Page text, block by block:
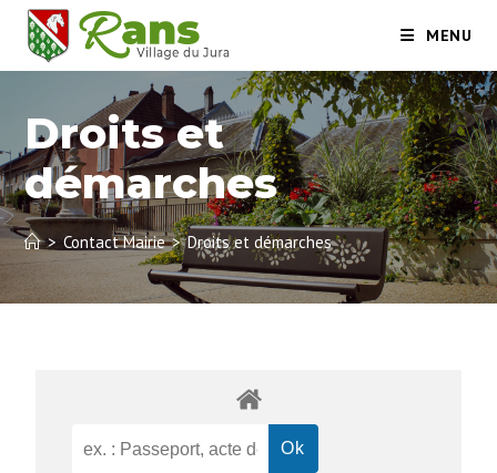
MENU
Droits et
démarches
> Contact Mairie > Droits et démarches